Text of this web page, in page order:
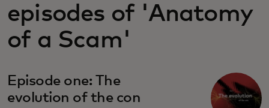
episodes of 'Anatomy
of a Scam'
Episode one: The
evolution of the con